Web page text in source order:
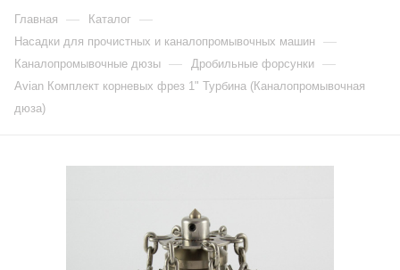
Главная — Каталог —
Насадки для прочистных и каналопромывочных машин —
Каналопромывочные дюзы — Дробильные форсунки —
Avian Комплект корневых фрез 1" Турбина (Каналопромывочная
дюза)